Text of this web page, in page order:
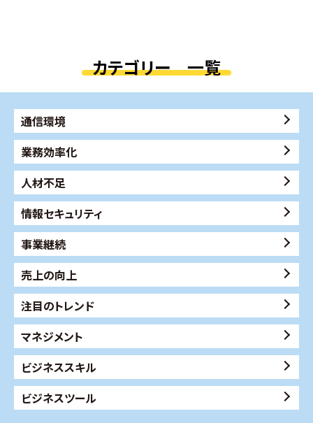
カテゴリー 一覧
通信環境
業務効率化
人材不足
情報セキュリティ
事業継続
売上の向上
注目のトレンド
マネジメント
ビジネススキル
ビジネスツール